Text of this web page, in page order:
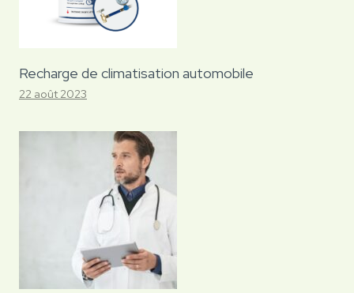
Recharge de climatisation automobile
22 août 2023